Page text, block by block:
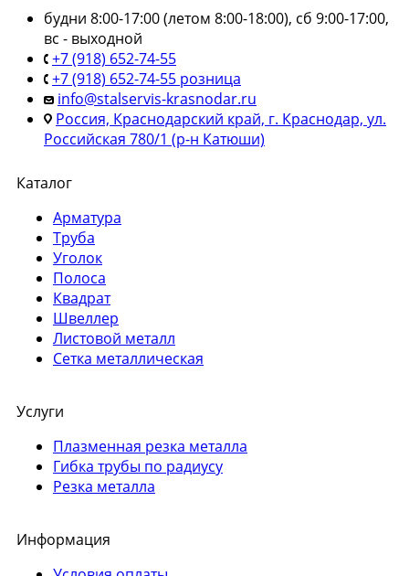
будни 8:00-17:00 (летом 8:00-18:00), сб 9:00-17:00,
вс - выходной
+7 (918) 652-74-55
+7 (918) 652-74-55 розница
info@stalservis-krasnodar.ru
Россия, Краснодарский край, г. Краснодар, ул.
Российская 780/1 (р-н Катюши)
Каталог
Арматура
Труба
Уголок
Полоса
Квадрат
Швеллер
Листовой металл
Сетка металлическая
Услуги
Плазменная резка металла
Гибка трубы по радиусу
Резка металла
Информация